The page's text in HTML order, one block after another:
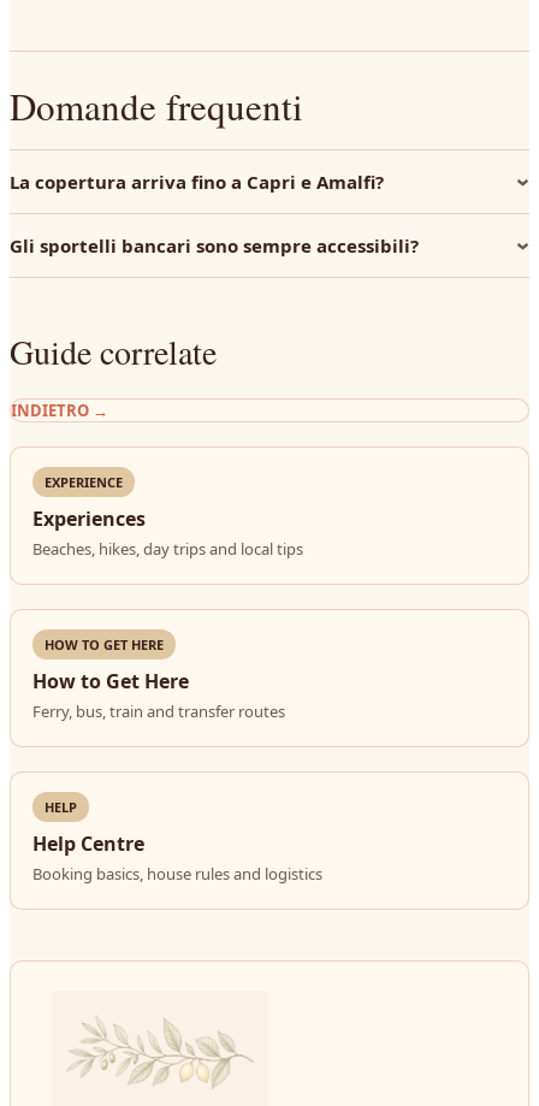
Domande frequenti
La copertura arriva fino a Capri e Amalfi?
Gli sportelli bancari sono sempre accessibili?
Guide correlate
INDIETRO →
EXPERIENCE
Experiences
Beaches, hikes, day trips and local tips
HOW TO GET HERE
How to Get Here
Ferry, bus, train and transfer routes
HELP
Help Centre
Booking basics, house rules and logistics